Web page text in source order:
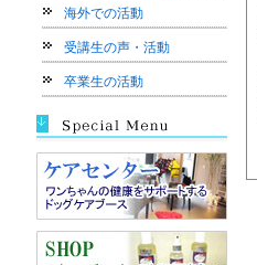
海外での活動
受講生の声・活動
卒業生の活動